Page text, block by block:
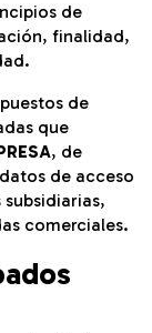
de
finalidad,
de
que
, de
de acceso
comerciales.